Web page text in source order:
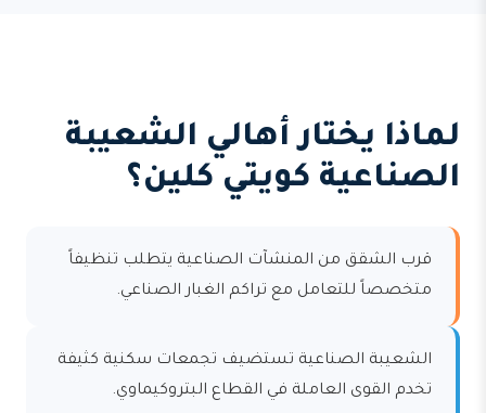
لماذا يختار أهالي الشعيبة
الصناعية كويتي كلين؟
قرب الشقق من المنشآت الصناعية يتطلب تنظيفاً
متخصصاً للتعامل مع تراكم الغبار الصناعي.
الشعيبة الصناعية تستضيف تجمعات سكنية كثيفة
تخدم القوى العاملة في القطاع البتروكيماوي.